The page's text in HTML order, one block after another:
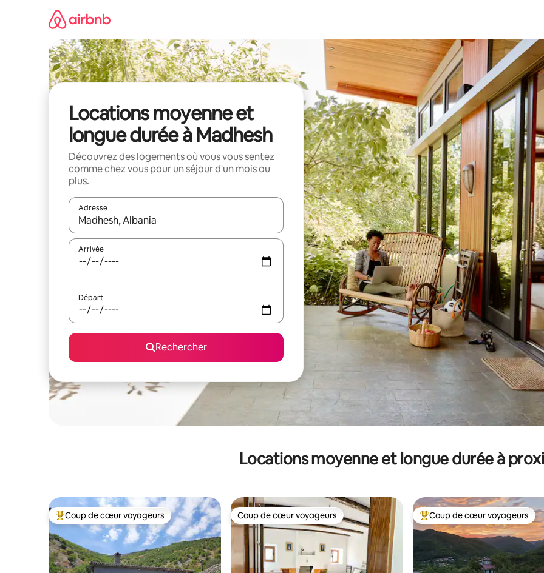
Locations moyenne et
longue durée à Madhesh
Découvrez des logements où vous vous sentez
comme chez vous pour un séjour d'un mois ou
plus.
Adresse
Lorsque les résultats s'affichent, utilisez les flèches vers le haut et vers le bas pour les parcourir ou en appuyant et en
Arrivée
Départ
Rechercher
Locations moyenne et longue durée à
Coups de cœur voyageurs les plus appréciés
Coup de cœur voyageurs Coup de cœur voyageurs
Coup de cœur voyageurs Coups de cœur voyageurs les
Coup de cœur voyageurs